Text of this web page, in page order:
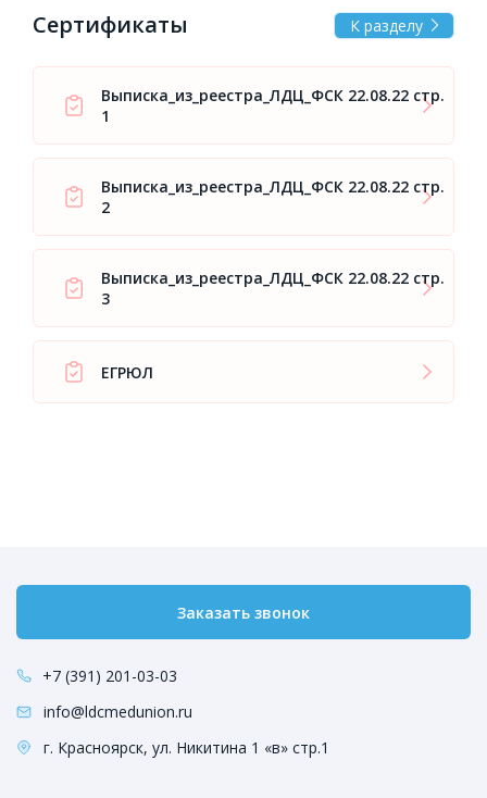
Сертификаты К разделу
Выписка_из_реестра_ЛДЦ_ФСК 22.08.22 стр.
1
Выписка_из_реестра_ЛДЦ_ФСК 22.08.22 стр.
2
Выписка_из_реестра_ЛДЦ_ФСК 22.08.22 стр.
3
ЕГРЮЛ
Заказать звонок
+7 (391) 201-03-03
info@ldcmedunion.ru
г. Красноярск, ул. Никитина 1 «в» стр.1